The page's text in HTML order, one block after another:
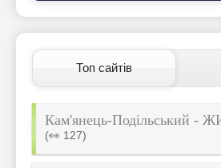
Топ сайтів
Кам'янець-Подільський -
(👀 127)